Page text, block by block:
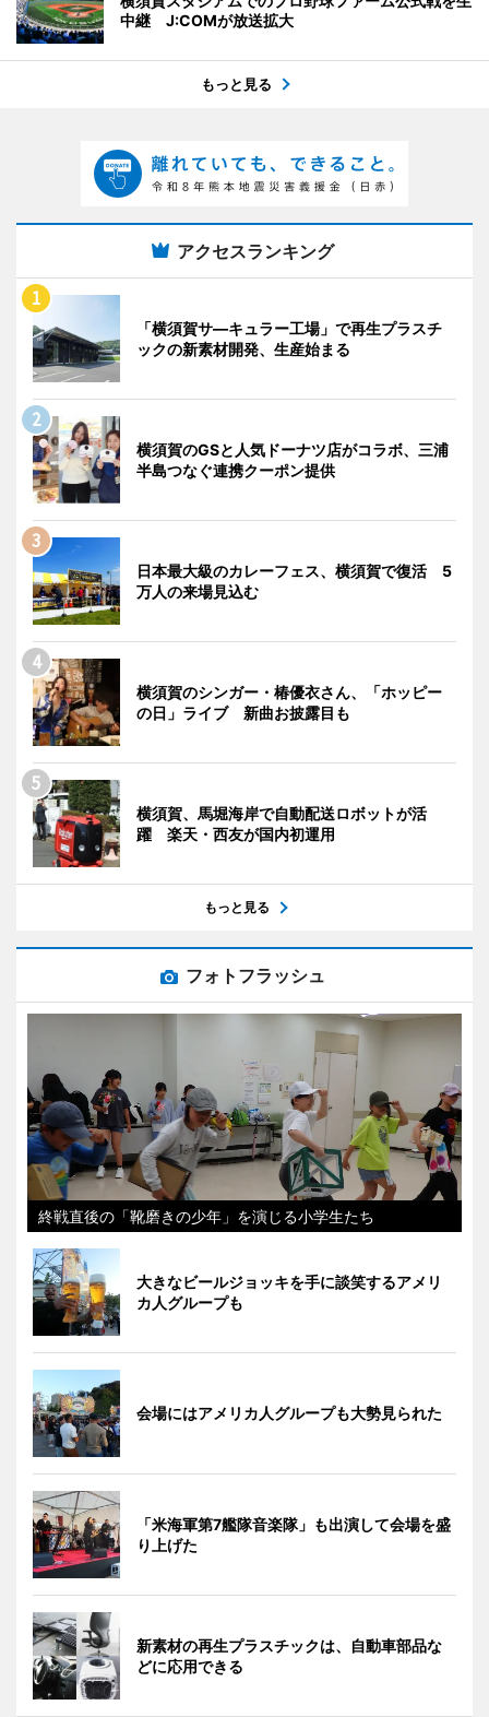
中継 J:COMが放送拡大
もっと見る
アクセスランキング
「横須賀サ―キュラー工場」で再生プラスチ
ックの新素材開発、生産始まる
横須賀のGSと人気ドーナツ店がコラボ、三浦
半島つなぐ連携クーポン提供
日本最大級のカレーフェス、横須賀で復活 5
万人の来場見込む
横須賀のシンガー・椿優衣さん、「ホッピー
の日」ライブ 新曲お披露目も
横須賀、馬堀海岸で自動配送ロボットが活
躍 楽天・西友が国内初運用
もっと見る
フォトフラッシュ
終戦直後の「靴磨きの少年」を演じる小学生たち
大きなビールジョッキを手に談笑するアメリ
カ人グループも
会場にはアメリカ人グループも大勢見られた
「米海軍第7艦隊音楽隊」も出演して会場を盛
り上げた
新素材の再生プラスチックは、自動車部品な
どに応用できる